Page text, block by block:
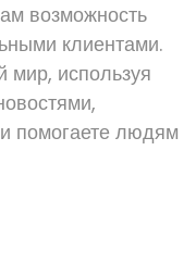
возможность
клиентами.
мир, используя
помогаете людям